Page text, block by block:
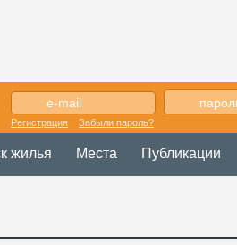
Регистрация Забыли пароль?
жилья Места Публикации